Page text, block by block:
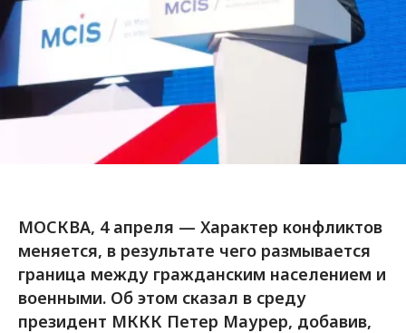
МОСКВА, 4 апреля — Характер конфликтов
меняется, в результате чего размывается
граница между гражданским населением и
военными. Об этом сказал в среду
президент МККК Петер Маурер, добавив,